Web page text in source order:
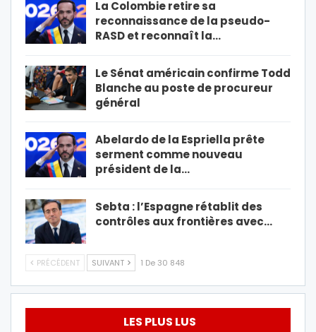
La Colombie retire sa
reconnaissance de la pseudo-
RASD et reconnaît la…
Le Sénat américain confirme Todd
Blanche au poste de procureur
général
Abelardo de la Espriella prête
serment comme nouveau
président de la…
Sebta : l’Espagne rétablit des
contrôles aux frontières avec…
PRÉCÉDENT SUIVANT 1 De 30 848
LES PLUS LUS